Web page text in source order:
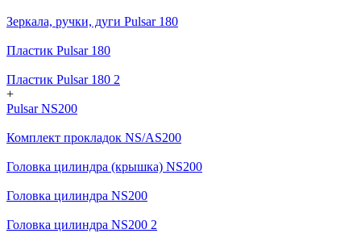
Зеркала, ручки, дуги Pulsar 180
Пластик Pulsar 180
Пластик Pulsar 180 2
+
Pulsar NS200
Комплект прокладок NS/AS200
Головка цилиндра (крышка) NS200
Головка цилиндра NS200
Головка цилиндра NS200 2